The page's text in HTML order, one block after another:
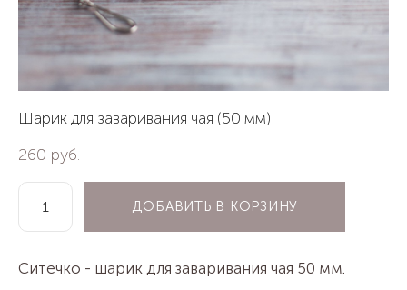
Шарик для заваривания чая (50 мм)
260 pуб.
ДОБАВИТЬ В КОРЗИНУ
Ситечко - шарик для заваривания чая 50 мм.